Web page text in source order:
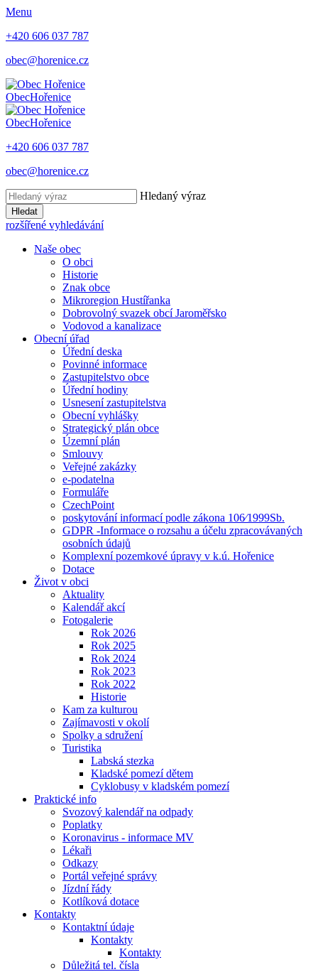
Menu
+420 606 037 787
obec@horenice.cz
ObecHořenice
ObecHořenice
+420 606 037 787
obec@horenice.cz
Hledaný výraz
Hledat
rozšířené vyhledávání
Naše obec
O obci
Historie
Znak obce
Mikroregion Hustířanka
Dobrovolný svazek obcí Jaroměřsko
Vodovod a kanalizace
Obecní úřad
Úřední deska
Povinné informace
Zastupitelstvo obce
Úřední hodiny
Usnesení zastupitelstva
Obecní vyhlášky
Strategický plán obce
Územní plán
Smlouvy
Veřejné zakázky
e-podatelna
Formuláře
CzechPoint
poskytování informací podle zákona 106⁄1999Sb.
GDPR -Informace o rozsahu a účelu zpracovávaných
osobních údajů
Komplexní pozemkové úpravy v k.ú. Hořenice
Dotace
Život v obci
Aktuality
Kalendář akcí
Fotogalerie
Rok 2026
Rok 2025
Rok 2024
Rok 2023
Rok 2022
Historie
Kam za kulturou
Zajímavosti v okolí
Spolky a sdružení
Turistika
Labská stezka
Kladské pomezí dětem
Cyklobusy v kladském pomezí
Praktické info
Svozový kalendář na odpady
Poplatky
Koronavirus - informace MV
Lékaři
Odkazy
Portál veřejné správy
Jízdní řády
Kotlíková dotace
Kontakty
Kontaktní údaje
Kontakty
Kontakty
Důležitá tel. čísla